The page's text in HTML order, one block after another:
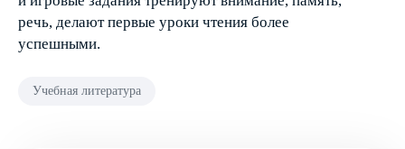
речь, делают первые уроки чтения более
успешными.
Учебная литература